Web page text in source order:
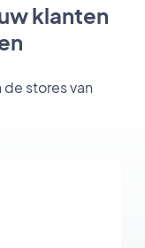
klanten
stores van